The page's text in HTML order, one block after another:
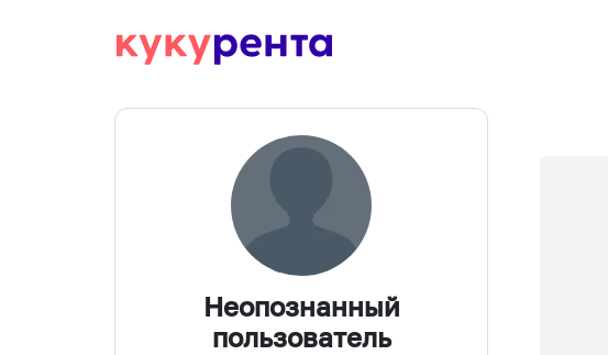
Неопознанный
пользователь